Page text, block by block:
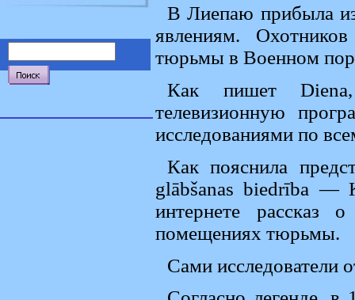
В Лиепаю прибыла
явлениям.
тюрьмы в Военном
Как пишет Diena,
телевизионную
исследованиями по
Как пояснила
glābšanas biedrība —
интернете рассказ
помещениях тюрьмы.
Сами исследователи